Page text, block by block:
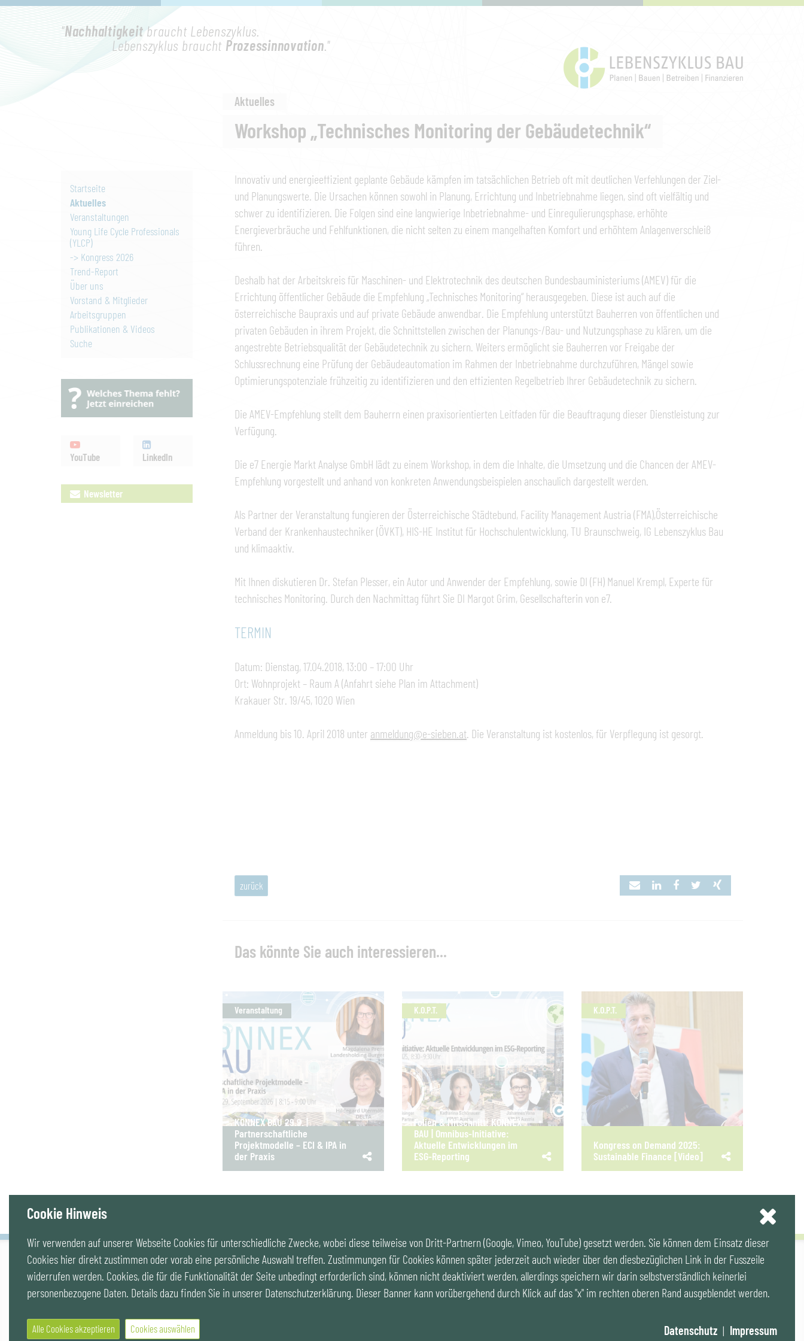
"Nachhaltigkeit braucht Lebenszyklus.
Lebenszyklus braucht Prozessinnovation."
Startseite
Aktuelles
Veranstaltungen
Young Life Cycle Professionals
(YLCP)
-> Kongress 2026
Trend-Report
Über uns
Vorstand & Mitglieder
Arbeitsgruppen
Publikationen & Videos
Suche
YouTube LinkedIn
Newsletter
Aktuelles
Workshop „Technisches Monitoring der Gebäudetechnik“
Innovativ und energieeffizient geplante Gebäude kämpfen im tatsächlichen Betrieb oft mit deutlichen Verfehlungen der Ziel-
und Planungswerte. Die Ursachen können sowohl in Planung, Errichtung und Inbetriebnahme liegen, sind oft vielfältig und
schwer zu identifizieren. Die Folgen sind eine langwierige Inbetriebnahme- und Einregulierungsphase, erhöhte
Energieverbräuche und Fehlfunktionen, die nicht selten zu einem mangelhaften Komfort und erhöhtem Anlagenverschleiß
führen.
Deshalb hat der Arbeitskreis für Maschinen- und Elektrotechnik des deutschen Bundesbauministeriums (AMEV) für die
Errichtung öffentlicher Gebäude die Empfehlung „Technisches Monitoring“ herausgegeben. Diese ist auch auf die
österreichische Baupraxis und auf private Gebäude anwendbar. Die Empfehlung unterstützt Bauherren von öffentlichen und
privaten Gebäuden in ihrem Projekt, die Schnittstellen zwischen der Planungs-/Bau- und Nutzungsphase zu klären, um die
angestrebte Betriebsqualität der Gebäudetechnik zu sichern. Weiters ermöglicht sie Bauherren vor Freigabe der
Schlussrechnung eine Prüfung der Gebäudeautomation im Rahmen der Inbetriebnahme durchzuführen, Mängel sowie
Optimierungspotenziale frühzeitig zu identifizieren und den effizienten Regelbetrieb Ihrer Gebäudetechnik zu sichern.
Die AMEV-Empfehlung stellt dem Bauherrn einen praxisorientierten Leitfaden für die Beauftragung dieser Dienstleistung zur
Verfügung.
Die e7 Energie Markt Analyse GmbH lädt zu einem Workshop, in dem die Inhalte, die Umsetzung und die Chancen der AMEV-
Empfehlung vorgestellt und anhand von konkreten Anwendungsbeispielen anschaulich dargestellt werden.
Als Partner der Veranstaltung fungieren der Österreichische Städtebund, Facility Management Austria (FMA),Österreichische
Verband der Krankenhaustechniker (ÖVKT), HIS-HE Institut für Hochschulentwicklung, TU Braunschweig, IG Lebenszyklus Bau
und klimaaktiv.
Mit Ihnen diskutieren Dr. Stefan Plesser, ein Autor und Anwender der Empfehlung, sowie DI (FH) Manuel Krempl, Experte für
technisches Monitoring. Durch den Nachmittag führt Sie DI Margot Grim, Gesellschafterin von e7.
TERMIN
Datum: Dienstag, 17.04.2018, 13:00 – 17:00 Uhr
Ort: Wohnprojekt – Raum A (Anfahrt siehe Plan im Attachment)
Krakauer Str. 19/45, 1020 Wien
Anmeldung bis 10. April 2018 unter anmeldung@e-sieben.at. Die Veranstaltung ist kostenlos, für Verpflegung ist gesorgt.
zurück
Das könnte Sie auch interessieren...
Veranstaltung
KONNEX BAU 29.9. |
Partnerschaftliche
Projektmodelle – ECI & IPA in
der Praxis
K.O.P.T.
Folien & Mitschnitt: KONNEX
BAU | Omnibus-Initiative:
Aktuelle Entwicklungen im
ESG-Reporting
K.O.P.T.
Kongress on Demand 2025:
Sustainable Finance [Video]
IG LEBENSZYKLUS BAU
Wipplingerstr. 10/Top 9, Stoß im Himmel, A-1010
Wien
Cookies|Kontakt|Impressum|Datenschutz| Publikationen & Videos|Veranstaltungen
© 2021 IG LEBENSZYKLUS BAU
Website by SUNNY ROCKET MediaHouse
Cookie Hinweis
Wir verwenden auf unserer Webseite Cookies für unterschiedliche Zwecke, wobei diese teilweise von Dritt-Partnern (Google, Vimeo, YouTube) gesetzt werden. Sie können dem Einsatz dieser
Cookies hier direkt zustimmen oder vorab eine persönliche Auswahl treffen. Zustimmungen für Cookies können später jederzeit auch wieder über den diesbezüglichen Link in der Fusszeile
widerrufen werden. Cookies, die für die Funktionalität der Seite unbedingt erforderlich sind, können nicht deaktiviert werden, allerdings speichern wir darin selbstverständlich keinerlei
personenbezogene Daten. Details dazu finden Sie in unserer Datenschutzerklärung. Dieser Banner kann vorübergehend durch Klick auf das "x" im rechten oberen Rand ausgeblendet werden.
Alle Cookies akzeptieren Cookies auswählen Datenschutz | Impressum